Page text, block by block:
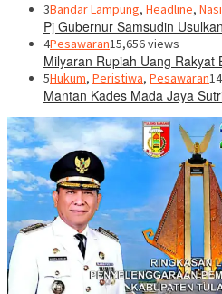
3Bandar Lampung, Headline,
Pj Gubernur Samsudin
4Pesawaran15,656 views
Milyaran Rupiah Uang
5Hukum, Peristiwa, Pesawaran
Mantan Kades Mada Jaya